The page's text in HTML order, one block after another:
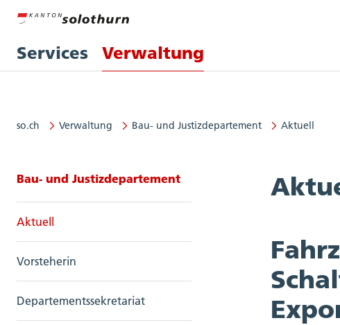
Services Verwaltung
so.ch Verwaltung Bau- und Justizdepartement Aktuell
Seitennavigation: Bau- und
Bau- und Justizdepartement
Aktuell
Vorsteherin
Departementssekretariat